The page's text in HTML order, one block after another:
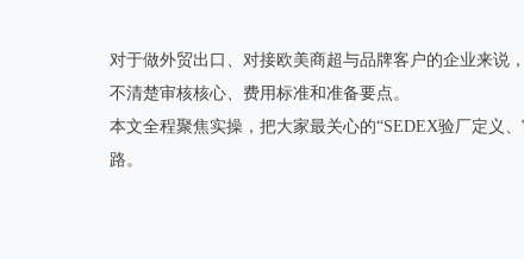
对于做外贸出口、对接欧美商超与品牌客户的企业来说
不清楚审核核心、费用标准和准备要点。
本文全程聚焦实操，把大家最关心的“SEDEX验厂定义
路。